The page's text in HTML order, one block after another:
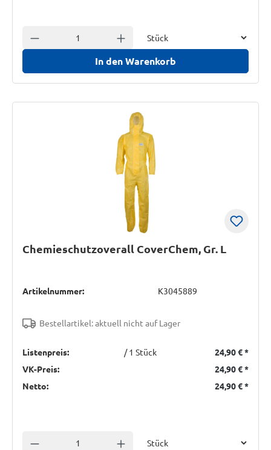
Anzahl verringern Anzahl erhöhen
In den Warenkorb
Chemieschutzoverall CoverChem, Gr. L
Artikelnummer: K3045889
Bestellartikel: aktuell nicht auf Lager
Listenpreis: / 1 Stück 24,90 €*
VK-Preis:
24,90 €*
Netto:
24,90 €*
Anzahl verringern Anzahl erhöhen